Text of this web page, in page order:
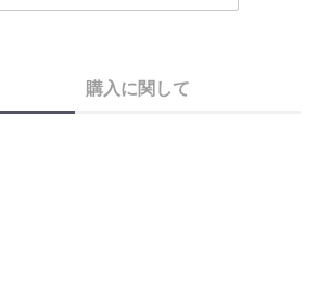
購入に関して